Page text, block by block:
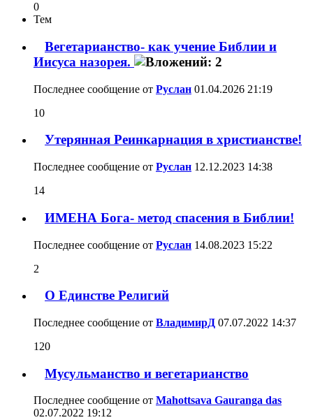
0
Тем
Вегетарианство- как учение Библии и
Иисуса назорея.
Последнее сообщение от Руслан 01.04.2026 21:19
10
Утерянная Реинкарнация в христианстве!
Последнее сообщение от Руслан 12.12.2023 14:38
14
ИМЕНА Бога- метод спасения в Библии!
Последнее сообщение от Руслан 14.08.2023 15:22
2
О Единстве Религий
Последнее сообщение от ВладимирД 07.07.2022 14:37
120
Мусульманство и вегетарианство
Последнее сообщение от Mahottsava Gauranga das
02.07.2022 19:12